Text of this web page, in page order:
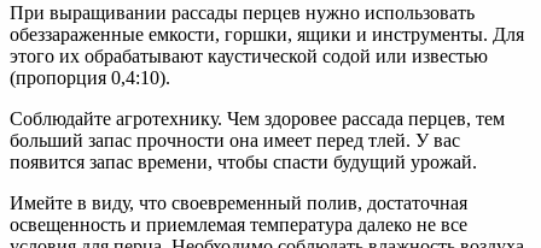
При выращивании рассады перцев нужно использовать
обеззараженные емкости, горшки, ящики и инструменты. Для
этого их обрабатывают каустической содой или известью
(пропорция 0,4:10).
Соблюдайте агротехнику. Чем здоровее рассада перцев, тем
больший запас прочности она имеет перед тлей. У вас
появится запас времени, чтобы спасти будущий урожай.
Имейте в виду, что своевременный полив, достаточная
освещенность и приемлемая температура далеко не все